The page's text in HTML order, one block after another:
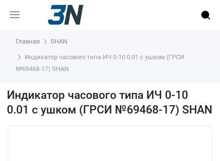
Главная SHAN
Индикатор часового типа ИЧ 0-10 0.01 с ушком (ГРСИ
№69468-17) SHAN
Индикатор часового типа ИЧ 0-10
0.01 с ушком (ГРСИ №69468-17) SHAN